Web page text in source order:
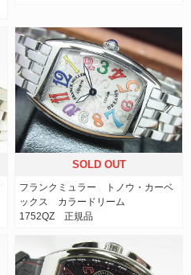
SOLD OUT
フランクミュラー トノウ・カーベ
ックス カラードリーム
1752QZ 正規品